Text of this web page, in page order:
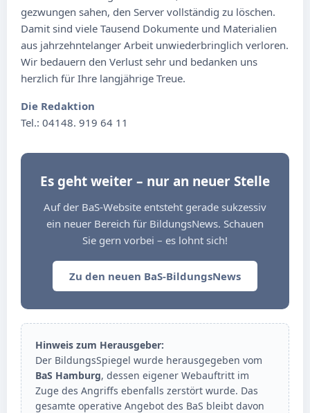
gezwungen sahen, den Server vollständig zu löschen.
Damit sind viele Tausend Dokumente und Materialien
aus jahrzehntelanger Arbeit unwiederbringlich verloren.
Wir bedauern den Verlust sehr und bedanken uns
herzlich für Ihre langjährige Treue.
Die Redaktion
Tel.: 04148. 919 64 11
Es geht weiter – nur an neuer Stelle
Auf der BaS-Website entsteht gerade sukzessiv
ein neuer Bereich für BildungsNews. Schauen
Sie gern vorbei – es lohnt sich!
Zu den neuen BaS-BildungsNews
Hinweis zum Herausgeber:
Der BildungsSpiegel wurde herausgegeben vom
BaS Hamburg, dessen eigener Webauftritt im
Zuge des Angriffs ebenfalls zerstört wurde. Das
gesamte operative Angebot des BaS bleibt davon